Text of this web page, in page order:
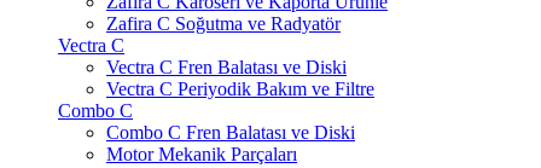
Zafira C Soğutma ve Radyatör
Vectra C
Vectra C Fren Balatası ve Diski
Vectra C Periyodik Bakım ve Filtre
Combo C
Combo C Fren Balatası ve Diski
Motor Mekanik Parçaları